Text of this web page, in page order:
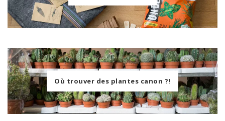
Où trouver des plantes canon ?!